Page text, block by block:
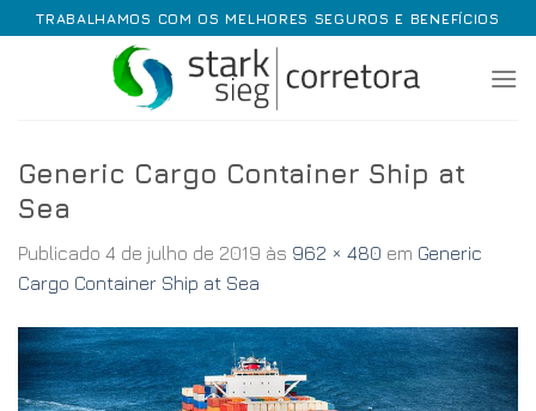
TRABALHAMOS COM OS MELHORES SEGUROS E BENEFÍCIOS
Generic Cargo Container Ship at
Sea
Publicado 4 de julho de 2019 às 962 × 480 em Generic
Cargo Container Ship at Sea